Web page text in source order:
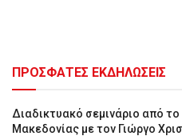
ΠΡΟΣΦΑΤΕΣ ΕΚΔΗΛΩΣΕΙΣ
Διαδικτυακό σεμινάριο από
Μακεδονίας με τον Γιώργο